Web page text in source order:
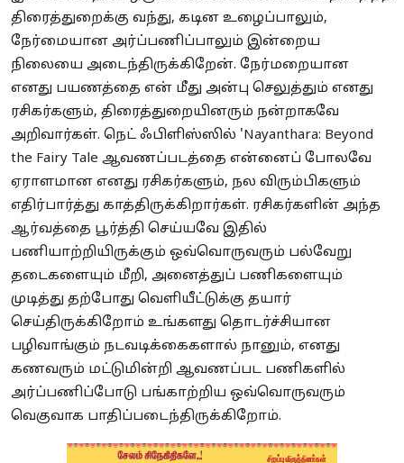
திரைத்துறைக்கு வந்து, கடின உழைப்பாலும்,
நேர்மையான அர்ப்பணிப்பாலும் இன்றைய
நிலையை அடைந்திருக்கிறேன். நேர்மறையான
எனது பயணத்தை என் மீது அன்பு செலுத்தும் எனது
ரசிகர்களும், திரைத்துறையினரும் நன்றாகவே
அறிவார்கள். நெட் ஃபிளிஸ்ஸில் 'Nayanthara: Beyond
the Fairy Tale ஆவணப்படத்தை என்னைப் போலவே
ஏராளமான எனது ரசிகர்களும், நல விரும்பிகளும்
எதிர்பார்த்து காத்திருக்கிறார்கள். ரசிகர்களின் அந்த
ஆர்வத்தை பூர்த்தி செய்யவே இதில்
பணியாற்றியிருக்கும் ஒவ்வொருவரும் பல்வேறு
தடைகளையும் மீறி, அனைத்துப் பணிகளையும்
முடித்து தற்போது வெளியீட்டுக்கு தயார்
செய்திருக்கிறோம் உங்களது தொடர்ச்சியான
பழிவாங்கும் நடவடிக்கைகளால் நானும், எனது
கணவரும் மட்டுமின்றி ஆவணப்பட பணிகளில்
அர்ப்பணிப்போடு பங்காற்றிய ஒவ்வொருவரும்
வெகுவாக பாதிப்படைந்திருக்கிறோம்.